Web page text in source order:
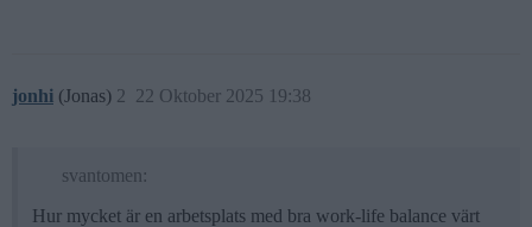
jonhi (Jonas) 22 Oktober 2025 19:38
2
svantomen:
Hur mycket är en arbetsplats med bra work-life balance värt